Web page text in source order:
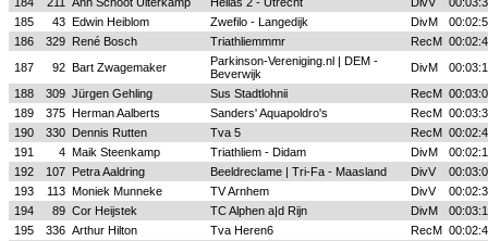
185
43 Edwin Heiblom Zwefilo - Langedijk DivM
186
329 René Bosch Triathliemmmr RecM
187
92 Bart Zwagemaker
Parkinson-Vereniging.nl | DEM -
Beverwijk
DivM
188
309 Jürgen Gehling Sus Stadtlohnii RecM
189
375 Herman Aalberts Sanders' Aquapoldro's RecM
190
330 Dennis Rutten Tva 5 RecM
191
4 Maik Steenkamp Triathliem - Didam DivM
192
107 Petra Aaldring Beeldreclame | Tri-Fa - Maasland DivV
193
113 Moniek Munneke TV Arnhem DivV
194
89 Cor Heijstek TC Alphen a|d Rijn DivM
195
336 Arthur Hilton Tva Heren6 RecM